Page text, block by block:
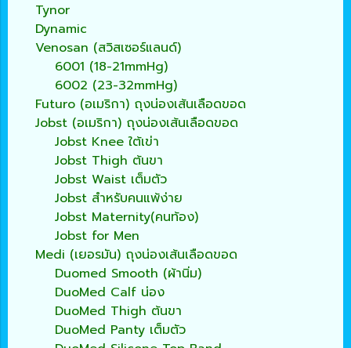
Tynor
Dynamic
Venosan (สวิสเซอร์แลนด์)
6001 (18-21mmHg)
6002 (23-32mmHg)
Futuro (อเมริกา) ถุงน่องเส้นเลือดขอด
Jobst (อเมริกา) ถุงน่องเส้นเลือดขอด
Jobst Knee ใต้เข่า
Jobst Thigh ต้นขา
Jobst Waist เต็มตัว
Jobst สำหรับคนแพ้ง่าย
Jobst Maternity(คนท้อง)
Jobst for Men
Medi (เยอรมัน) ถุงน่องเส้นเลือดขอด
Duomed Smooth (ผ้านิ่ม)
DuoMed Calf น่อง
DuoMed Thigh ต้นขา
DuoMed Panty เต็มตัว